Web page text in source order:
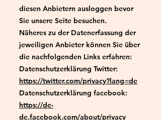
diesen Anbietern ausloggen bevor
Sie unsere Seite besuchen.
Näheres zu der Datenerfassung der
jeweiligen Anbieter können Sie über
die nachfolgenden Links erfahren:
Datenschutzerklärung Twitter:
https://twitter.com/privacy?lang=de
Datenschutzerklärung facebook:
https://de-
de.facebook.com/about/privacy